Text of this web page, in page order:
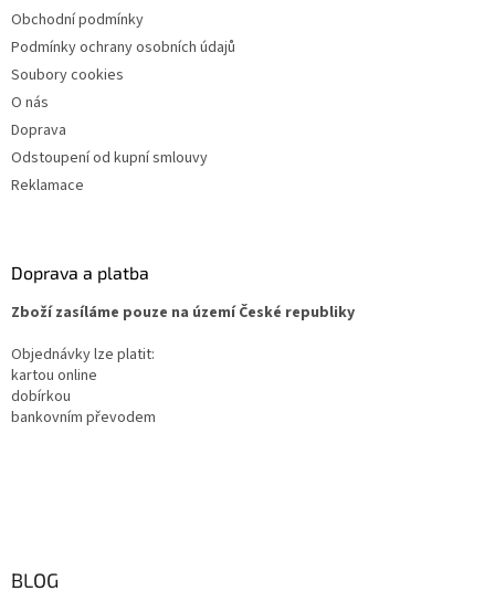
Obchodní podmínky
Podmínky ochrany osobních údajů
Soubory cookies
O nás
Doprava
Odstoupení od kupní smlouvy
Reklamace
Doprava a platba
Zboží zasíláme pouze na území České republiky
Objednávky lze platit:
kartou online
dobírkou
bankovním převodem
BLOG